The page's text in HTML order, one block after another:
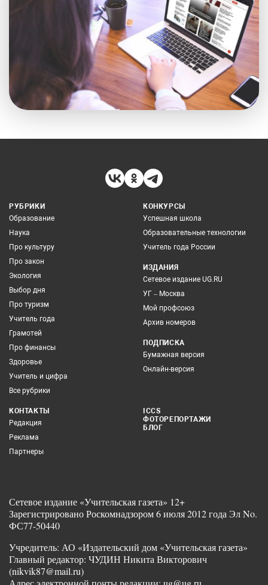
РУБРИКИ
Образование
Наука
Про культуру
Про закон
Экология
Выбор дня
Про туризм
Учитель года
Грамотей
Про финансы
Здоровье
Учитель и цифра
Все рубрики
КОНКУРСЫ
Успешная школа
Образовательные технологии
Учитель года России
ИЗДАНИЯ
Сетевое издание UG.RU
УГ – Москва
Мой профсоюз
Архив номеров
ПОДПИСКА
Бумажная версия
Онлайн-версия
КОНТАКТЫ
Редакция
Реклама
Партнеры
ICCS
ФОТОРЕПОРТАЖИ
БЛОГ
Сетевое издание «Учительская газета» 12+
Зарегистрировано Роскомнадзором 6 июля 2012 года Эл No.
ФС77-50440
Учредитель: АО «Издательский дом «Учительская газета»
Главный редактор: ЧУДИН Никита Викторович
(nikvik87@mail.ru)